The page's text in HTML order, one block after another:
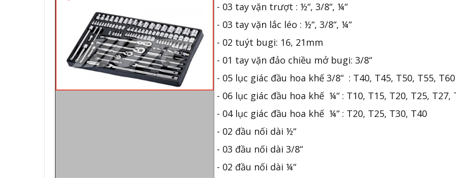
- 03 tay vặn trượt : ½“, 3/8“, ¼“
- 03 tay vặn lắc léo : ½“, 3/8“, ¼“
- 02 tuýt bugi: 16, 21mm
- 01 tay vặn đảo chiều mở bugi: 3/8“
- 05 lục giác đầu hoa khế 3/8“ : T40, T45, T50, T55,
- 06 lục giác đầu hoa khế ¼“ : T10, T15, T20, T25, T27,
- 04 lục giác đầu hoa khế ¼“ : T20, T25, T30, T40
- 02 đầu nối dài ½“
- 03 đầu nối dài 3/8“
- 02 đầu nối dài ¼“